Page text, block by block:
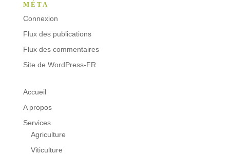
MÉTA
Connexion
Flux des publications
Flux des commentaires
Site de WordPress-FR
Accueil
A propos
Services
Agriculture
Viticulture